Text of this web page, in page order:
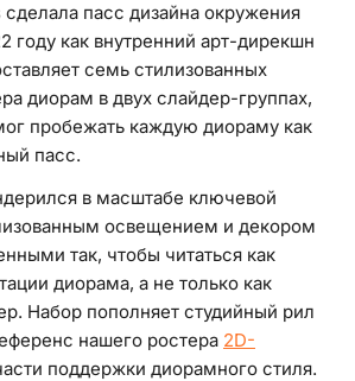
С ИИ
НАПИСАТЬ НАМ
пасс дизайна окружения
году как внутренний арт-дирекшн
семь стилизованных
диорам в двух слайдер-группах,
пробежать каждую диораму как
пасс.
в масштабе ключевой
освещением и декором
так, чтобы читаться как
диорама, а не только как
Набор пополняет студийный рил
нашего ростера 2D-
поддержки диорамного стиля.